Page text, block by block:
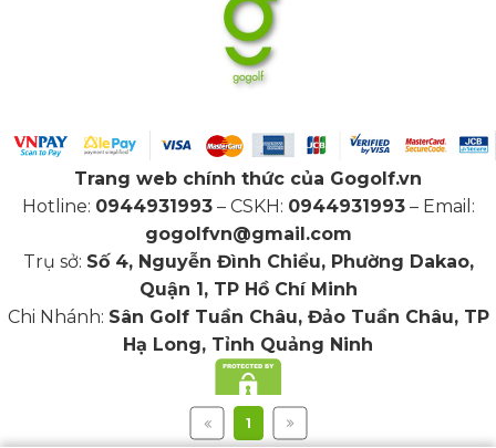
1
Trang web chính thức của Gogolf.vn
Hotline: 0944931993– CSKH: 0944931993– Email:
gogolfvn@gmail.com
Trụ sở: Số 4, Nguyễn Đình Chiểu, Phường Dakao,
Quận 1, TP Hồ Chí Minh
Chi Nhánh: Sân Golf Tuần Châu, Đảo Tuần Châu, TP
Hạ Long, Tỉnh Quảng Ninh